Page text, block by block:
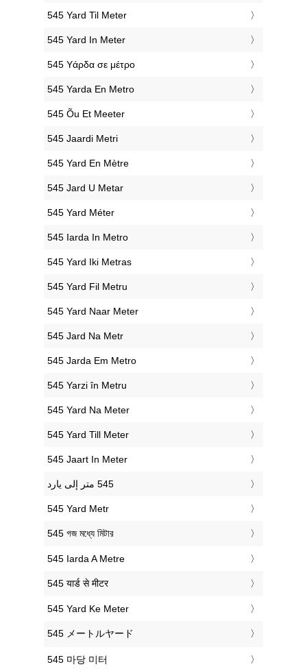
‎545 Yard Til Meter
‎545 Yard In Meter
‎545 Υάρδα σε μέτρο
‎545 Yarda En Metro
‎545 Õu Et Meeter
‎545 Jaardi Metri
‎545 Yard En Mètre
‎545 Jard U Metar
‎545 Yard Méter
‎545 Iarda In Metro
‎545 Yard Iki Metras
‎545 Yard Fil Metru
‎545 Yard Naar Meter
‎545 Jard Na Metr
‎545 Jarda Em Metro
‎545 Yarzi în Metru
‎545 Yard Na Meter
‎545 Yard Till Meter
‎545 Jaart In Meter
‎545 Yard Metr
‎545 গজ মধ্যে মিটার
‎545 Iarda A Metre
‎545 यार्ड से मीटर
‎545 Yard Ke Meter
‎545 メートルヤード
‎545 마당 미터